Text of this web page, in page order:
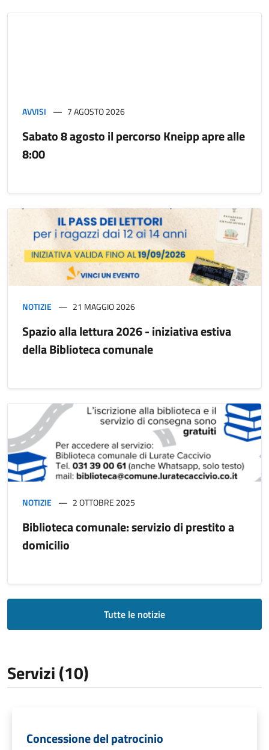
AVVISI 7 AGOSTO 2026
Sabato 8 agosto il percorso Kneipp apre alle
8:00
NOTIZIE 21 MAGGIO 2026
Spazio alla lettura 2026 - iniziativa estiva
della Biblioteca comunale
NOTIZIE 2 OTTOBRE 2025
Biblioteca comunale: servizio di prestito a
domicilio
Tutte le notizie
Servizi (10)
Concessione del patrocinio